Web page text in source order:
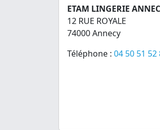
ETAM LINGERIE
12 RUE ROYALE
74000 Annecy
Téléphone : 04 50 51 52